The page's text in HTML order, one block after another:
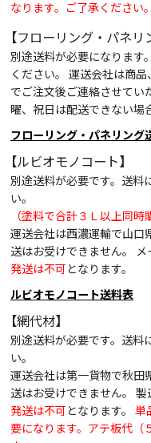
なります。ご了承ください。
【フローリング・パネリ
別途送料が必要になります
ください。 運送会社は商
でご注文後ご連絡させてい
曜、祝日は配送できない場
フローリング・パネリング
【ルビオモノコート】
別途送料が必要です。送料
い。
（塗料で合計３Ｌ以上同時
運送会社は西濃運輸で山口
送はお受けできません。
発送は不可となります。
ルビオモノコート送料表
【網代材】
別途送料が必要です。送料
い。
運送会社は第一貨物で秋田
送はお受けできません。
発送は不可となります。 単
要になります。アテ板代（